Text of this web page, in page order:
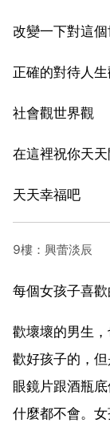
改變一下對這
正確的對待人
社會觀世界觀
在這裡祝你天
天天幸福吧
9樓：興蕾淡辰
每個女孩子喜
歡壞壞的男生
歡好孩子的，
眼鏡片跟酒瓶
什麼都不會。